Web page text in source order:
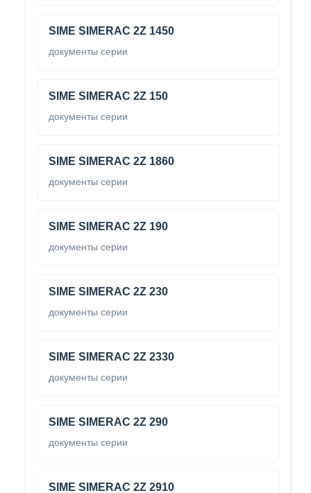
SIME SIMERAC 2Z 1450
документы серии
SIME SIMERAC 2Z 150
документы серии
SIME SIMERAC 2Z 1860
документы серии
SIME SIMERAC 2Z 190
документы серии
SIME SIMERAC 2Z 230
документы серии
SIME SIMERAC 2Z 2330
документы серии
SIME SIMERAC 2Z 290
документы серии
SIME SIMERAC 2Z 2910